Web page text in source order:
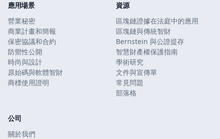
應用場景
營業秘密
商業計畫和簡報
保密協議和合約
防禦性公開
時尚與設計
原始碼與軟體智財
商標使用證明
資源
區塊鏈證據在法庭中的應用
區塊鏈與傳統智財
Bernstein 與公證提存
智慧財產權保護指南
學術研究
文件與宣傳單
常見問題
部落格
公司
關於我們